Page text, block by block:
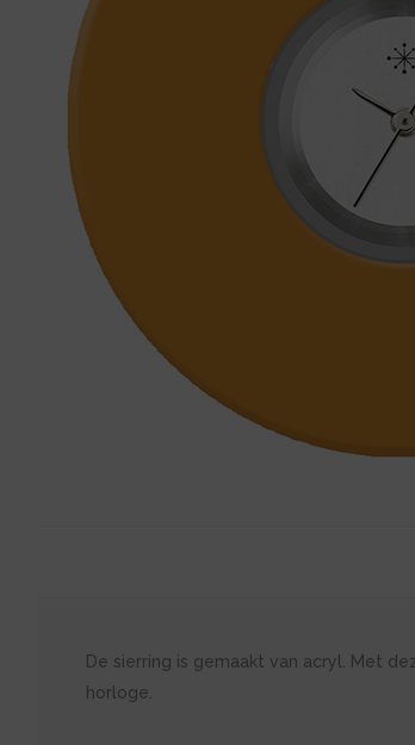
De sierring is gemaakt van acryl. Met
horloge.